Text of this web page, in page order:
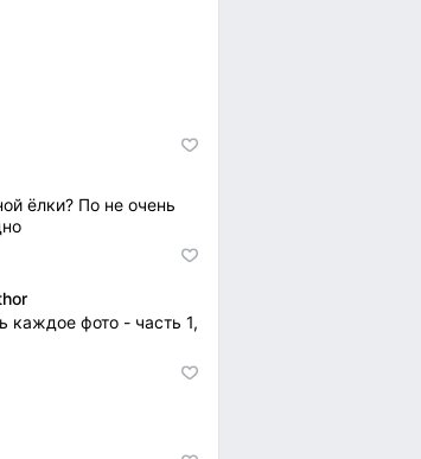
ёлки? По не очень
каждое фото - часть 1,